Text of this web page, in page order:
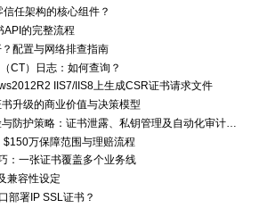
任架构的核心组件？
API的完整流程
配置与网络排查指南
CT）日志：如何查询？
IIS7/IIS8上生成CSR证书请求文件
升级的商业价值与决策模型
SSL证书编排系统安全风险与防护策略：证书泄露、私钥管理及自动化审计技术要点
万保障范围与理赔流程
：一张证书覆盖多个业务线
兼容性设定
部署IP SSL证书？